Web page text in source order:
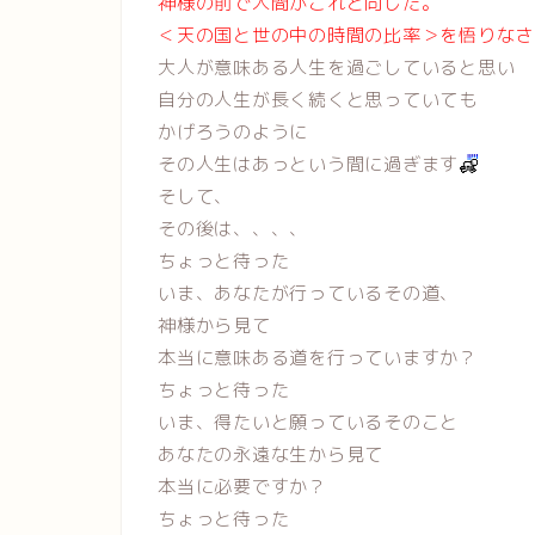
＜天の国と世の中の時間の比率＞を悟りな
大人が意味ある人生を過ごしていると思い
自分の人生が長く続くと思っていても
かげろうのように
その人生はあっという間に過ぎます
そして、
その後は、、、、
ちょっと待った
いま、あなたが行っているその道、
神様から見て
本当に意味ある道を行っていますか？
ちょっと待った
いま、得たいと願っているそのこと
あなたの永遠な生から見て
本当に必要ですか？
ちょっと待った